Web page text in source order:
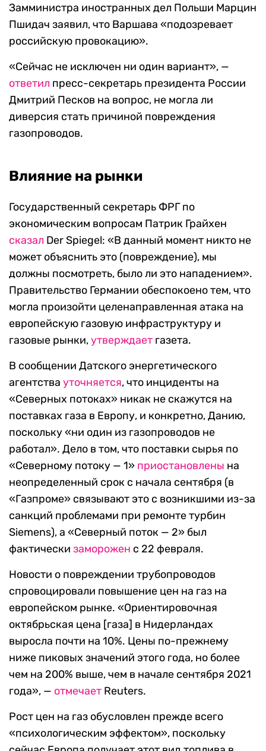
Замминистра иностранных дел Польши Марцин
Пшидач заявил, что Варшава «подозревает
российскую провокацию».
«Сейчас не исключен ни один вариант», —
ответил пресс-секретарь президента России
Дмитрий Песков на вопрос, не могла ли
диверсия стать причиной повреждения
газопроводов.
Влияние на рынки
Государственный секретарь ФРГ по
экономическим вопросам Патрик Грайхен
сказал Der Spiegel: «В данный момент никто не
может объяснить это (повреждение), мы
должны посмотреть, было ли это нападением».
Правительство Германии обеспокоено тем, что
могла произойти целенаправленная атака на
европейскую газовую инфраструктуру и
газовые рынки,утверждает газета.
В сообщении Датского энергетического
агентства уточняется, что инциденты на
«Северных потоках» никак не скажутся на
поставках газа в Европу, и конкретно, Данию,
поскольку «ни один из газопроводов не
работал». Дело в том, что поставки сырья по
«Северному потоку — 1» приостановлены на
неопределенный срок с начала сентября (в
«Газпроме» связывают это с возникшими из-за
санкций проблемами при ремонте турбин
Siemens), а «Северный поток — 2» был
фактически заморожен с 22 февраля.
Новости о повреждении трубопроводов
спровоцировали повышение цен на газ на
европейском рынке. «Ориентировочная
октябрьская цена [газа] в Нидерландах
выросла почти на 10%. Цены по-прежнему
ниже пиковых значений этого года, но более
чем на 200% выше, чем в начале сентября 2021
года», — отмечает Reuters.
Рост цен на газ обусловлен прежде всего
«психологическим эффектом», поскольку